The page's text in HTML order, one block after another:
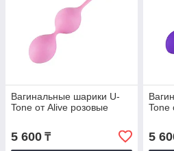
Вагинальные шарики U-
Tone от Alive розовые
5 600 ₸
Tone
5